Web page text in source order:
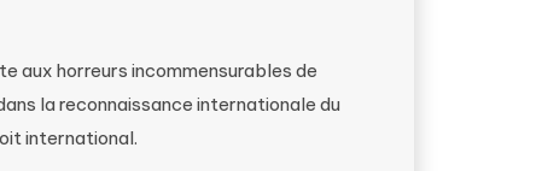
aux horreurs incommensurables de
la reconnaissance internationale du
international.